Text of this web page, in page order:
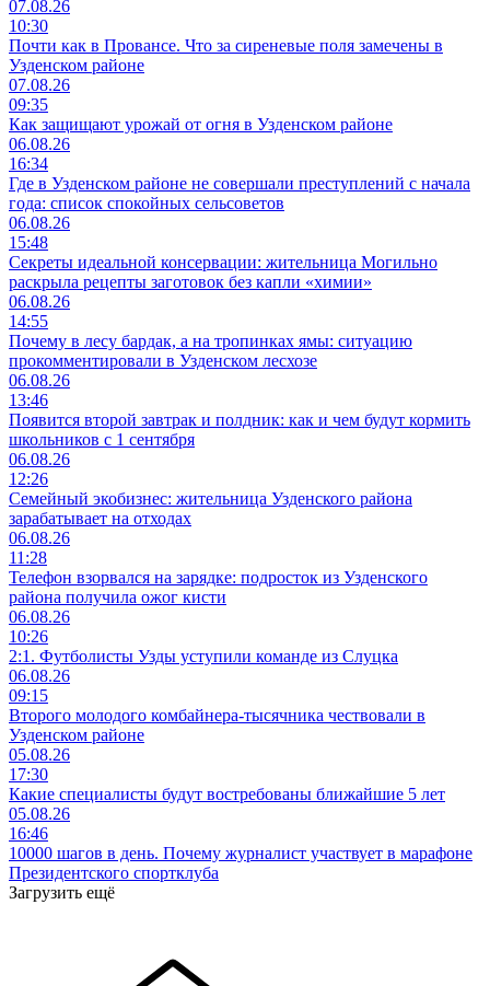
07.08.26
10:30
Почти как в Провансе. Что за сиреневые поля замечены в
Узденском районе
07.08.26
09:35
Как защищают урожай от огня в Узденском районе
06.08.26
16:34
Где в Узденском районе не совершали преступлений с начала
года: список спокойных сельсоветов
06.08.26
15:48
Секреты идеальной консервации: жительница Могильно
раскрыла рецепты заготовок без капли «химии»
06.08.26
14:55
Почему в лесу бардак, а на тропинках ямы: ситуацию
прокомментировали в Узденском лесхозе
06.08.26
13:46
Появится второй завтрак и полдник: как и чем будут кормить
школьников с 1 сентября
06.08.26
12:26
Семейный экобизнес: жительница Узденского района
зарабатывает на отходах
06.08.26
11:28
Телефон взорвался на зарядке: подросток из Узденского
района получила ожог кисти
06.08.26
10:26
2:1. Футболисты Узды уступили команде из Слуцка
06.08.26
09:15
Второго молодого комбайнера-тысячника чествовали в
Узденском районе
05.08.26
17:30
Какие специалисты будут востребованы ближайшие 5 лет
05.08.26
16:46
10000 шагов в день. Почему журналист участвует в марафоне
Президентского спортклуба
Загрузить ещё